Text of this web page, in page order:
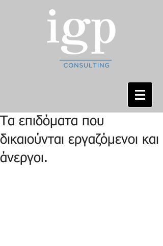
Τα επιδόματα που
δικαιούνται εργαζόμενοι και
άνεργοι.